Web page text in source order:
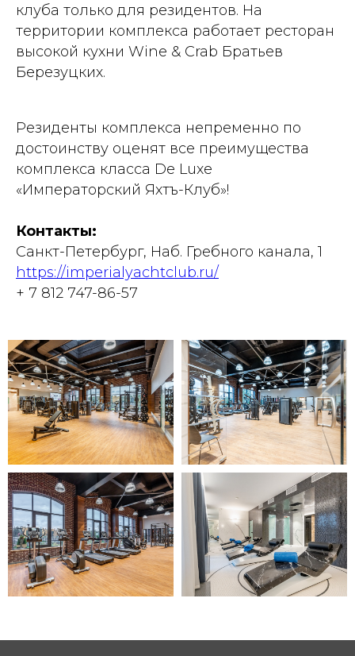
клуба только для резидентов. На
территории комплекса работает ресторан
высокой кухни Wine & Crab Братьев
Березуцких.
Резиденты комплекса непременно по
достоинству оценят все преимущества
комплекса класса De Luxe
«Императорский Яхтъ-Клуб»!
Контакты:
Санкт-Петербург, Наб. Гребного канала, 1
https://imperialyachtclub.ru/
+ 7 812 747-86-57